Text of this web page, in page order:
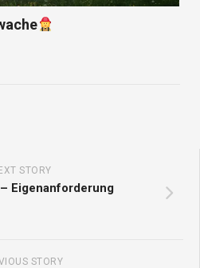
STORY
Eigenanforderung
STORY